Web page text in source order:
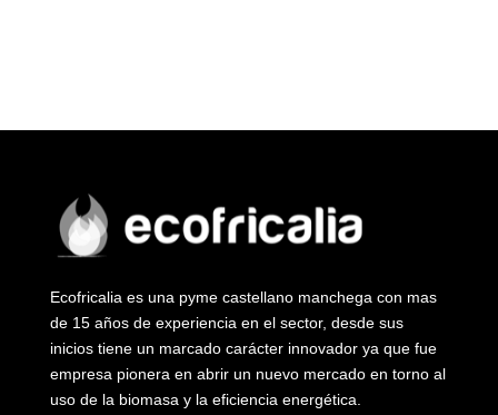
Ecofricalia es una pyme castellano manchega con mas
de 15 años de experiencia en el sector, desde sus
inicios tiene un marcado carácter innovador ya que fue
empresa pionera en abrir un nuevo mercado en torno al
uso de la biomasa y la eficiencia energética.